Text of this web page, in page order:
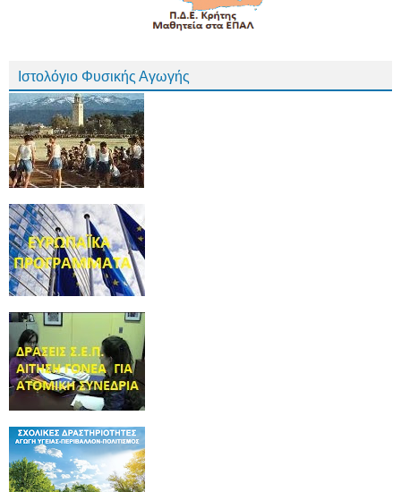
Ιστολόγιο Φυσικής Αγωγής